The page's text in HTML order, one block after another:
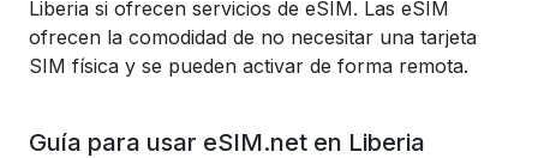
Liberia si ofrecen servicios de eSIM. Las eSIM
ofrecen la comodidad de no necesitar una tarjeta
SIM física y se pueden activar de forma remota.
Guía para usar eSIM.net en Liberia